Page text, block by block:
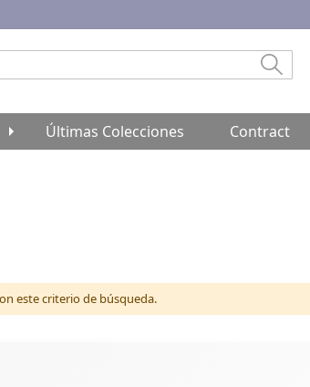
Últimas Colecciones Contract
este criterio de búsqueda.